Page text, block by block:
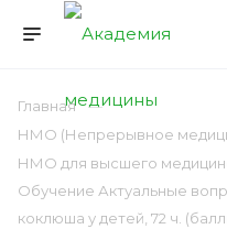
Главная
НМО (Непрерывное
НМО для высшего
Обучение Актуальные
коклюша у детей, 72 ч.